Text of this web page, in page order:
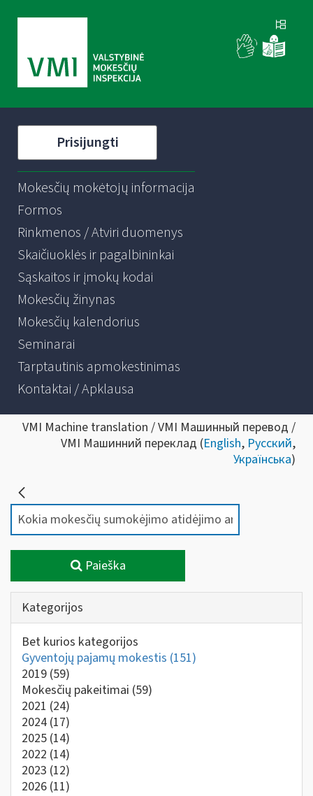
Prisijungti
Mokesčių mokėtojų informacija
Formos
Rinkmenos / Atviri duomenys
Skaičiuoklės ir pagalbininkai
Sąskaitos ir įmokų kodai
Mokesčių žinynas
Mokesčių kalendorius
Seminarai
Tarptautinis apmokestinimas
Kontaktai / Apklausa
VMI Machine translation / VMI Машинный перевод /
VMI Машинний переклад (English, Русский,
Українська)
Paieška
Kategorijos
Bet kurios kategorijos
Gyventojų pajamų mokestis (151)
2019 (59)
Mokesčių pakeitimai (59)
2021 (24)
2024 (17)
2025 (14)
2022 (14)
2023 (12)
2026 (11)